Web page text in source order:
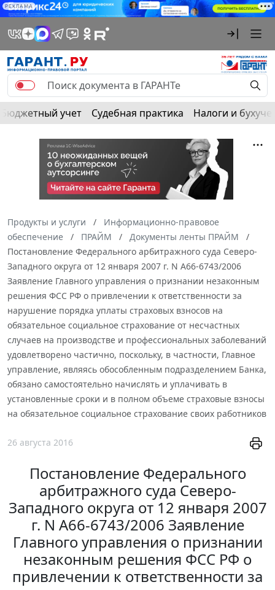
РЕКЛАМА
Бюджетный учет Судебная практика Налоги и
Продукты и услуги
Информационно-правовое
обеспечение
ПРАЙМ
Документы ленты ПРАЙМ
Постановление Федерального арбитражного суда Северо-
Западного округа от 12 января 2007 г. N А66-6743/2006
Заявление Главного управления о признании незаконным
решения ФСС РФ о привлечении к ответственности за
нарушение порядка уплаты страховых взносов на
обязательное социальное страхование от несчастных
случаев на производстве и профессиональных заболеваний
удовлетворено частично, поскольку, в частности, Главное
управление, являясь обособленным подразделением Банка,
обязано самостоятельно начислять и уплачивать в
установленные сроки и в полном объеме страховые взносы
на обязательное социальное страхование своих работников
26 августа 2016
Постановление Федерального
арбитражного суда Северо-
Западного округа от 12 января 2007
г. N А66-6743/2006 Заявление
Главного управления о признании
незаконным решения ФСС РФ о
привлечении к ответственности за